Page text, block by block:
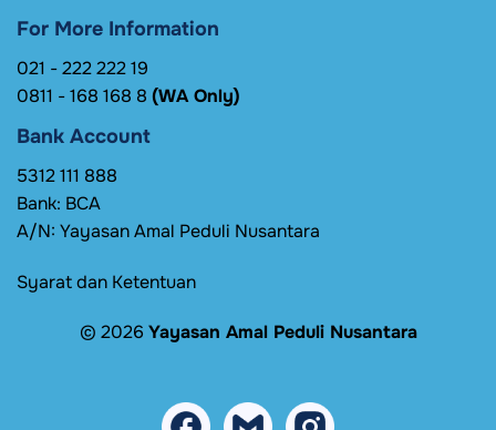
For More Information
021 - 222 222 19
0811 - 168 168 8 (WA Only)
Bank Account
5312 111 888
Bank: BCA
A/N: Yayasan Amal Peduli Nusantara
Syarat dan Ketentuan
© 2026 Yayasan Amal Peduli Nusantara